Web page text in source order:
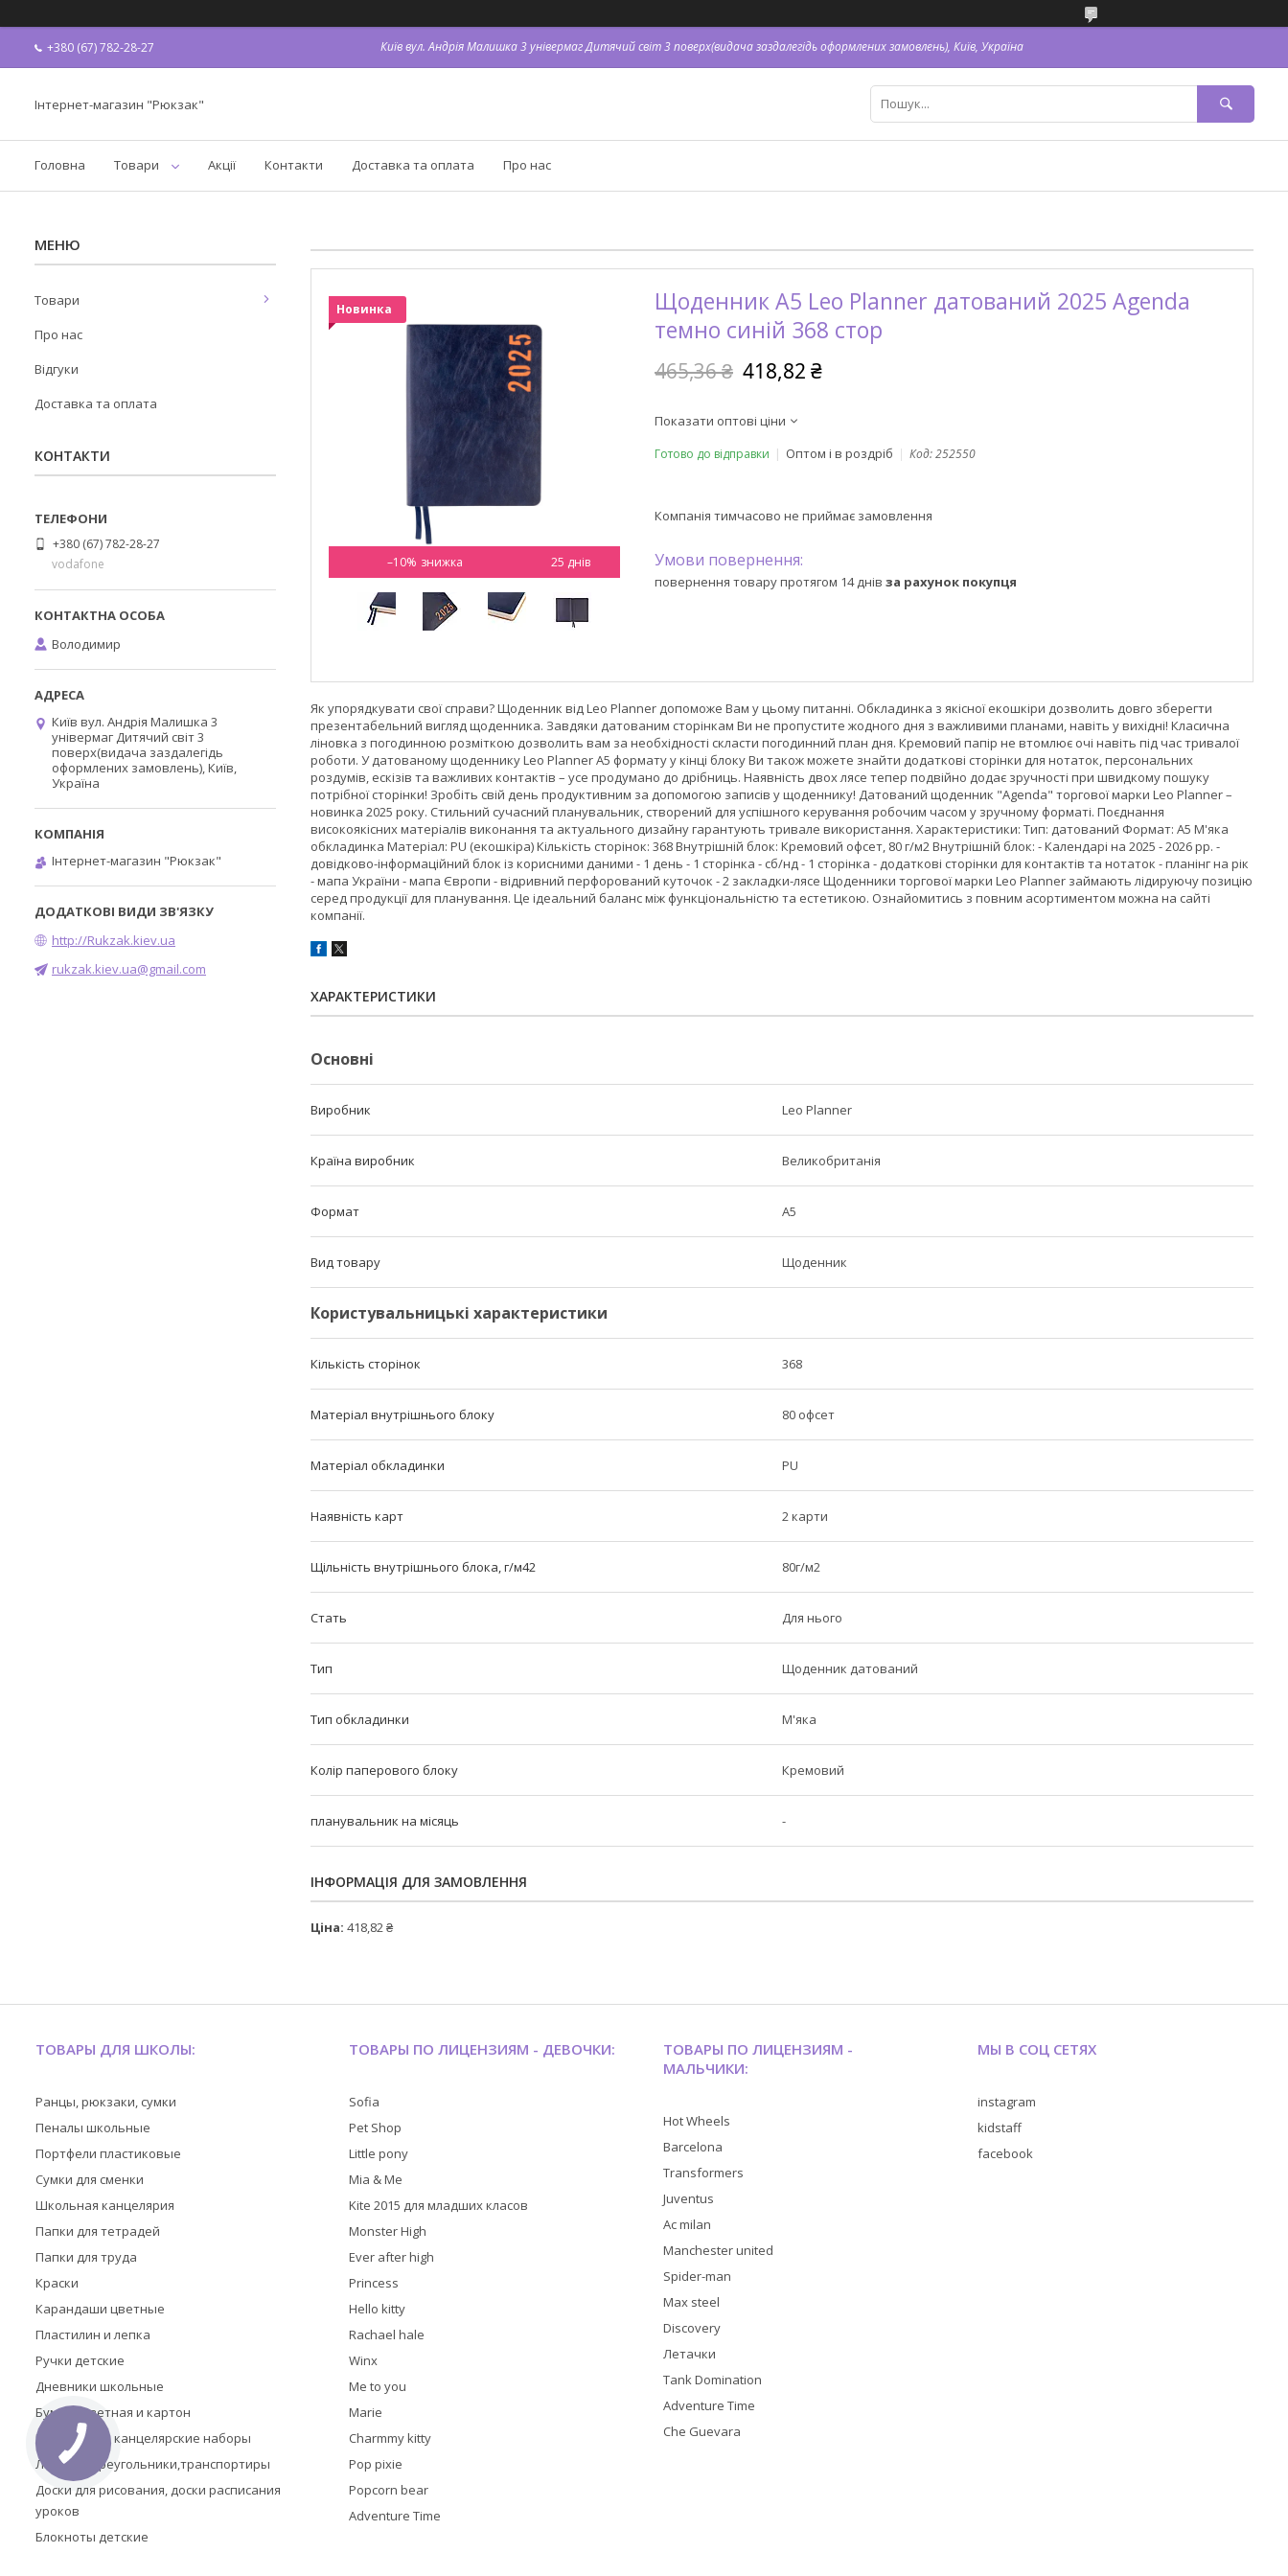
+380 (67) 782-28-27 Київ вул. Андрія Малишка 3 універмаг Дитячий світ 3 поверх(видача заздалегідь оформлених замовлень), Київ, Україна
Інтернет-магазин "Рюкзак"
Головна Товари Акції Контакти Доставка та оплата Про нас
–10% 25 днів
Новинка
Щоденник А5 Leo Planner датований 2025 Agenda
темно синій 368 стор
465,36 ₴ 418,82 ₴
Показати оптові ціни
Готово до відправки Оптом і в роздріб Код:252550
Компанія тимчасово не приймає замовлення
повернення товару протягом 14 днів за рахунок покупця
Як упорядкувати свої справи? Щоденник від Leo Planner допоможе Вам у цьому питанні. Обкладинка з якісної екошкіри дозволить довго зберегти
презентабельний вигляд щоденника. Завдяки датованим сторінкам Ви не пропустите жодного дня з важливими планами, навіть у вихідні! Класична
ліновка з погодинною розміткою дозволить вам за необхідності скласти погодинний план дня. Кремовий папір не втомлює очі навіть під час тривалої
роботи. У датованому щоденнику Leo Planner А5 формату у кінці блоку Ви також можете знайти додаткові сторінки для нотаток, персональних
роздумів, ескізів та важливих контактів – усе продумано до дрібниць. Наявність двох лясе тепер подвійно додає зручності при швидкому пошуку
потрібної сторінки! Зробіть свій день продуктивним за допомогою записів у щоденнику! Датований щоденник "Agenda" торгової марки Leo Planner –
новинка 2025 року. Стильний сучасний планувальник, створений для успішного керування робочим часом у зручному форматі. Поєднання
високоякісних матеріалів виконання та актуального дизайну гарантують тривале використання. Характеристики: Тип: датований Формат: А5 М'яка
обкладинка Матеріал: PU (екошкіра) Кількість сторінок: 368 Внутрішній блок: Кремовий офсет, 80 г/м2 Внутрішній блок: - Календарі на 2025 - 2026 рр. -
довідково-інформаційний блок із корисними даними - 1 день - 1 сторінка - сб/нд - 1 сторінка - додаткові сторінки для контактів та нотаток - планінг на рік
- мапа України - мапа Європи - відривний перфорований куточок - 2 закладки-лясе Щоденники торгової марки Leo Planner займають лідируючу позицію
серед продукції для планування. Це ідеальний баланс між функціональністю та естетикою. Ознайомитись з повним асортиментом можна на сайті
компанії.
ХАРАКТЕРИСТИКИ
Основні
Виробник Leo Planner
Країна виробник Великобританія
Формат A5
Вид товару Щоденник
Користувальницькі характеристики
Кількість сторінок 368
Матеріал внутрішнього блоку 80 офсет
Матеріал обкладинки PU
Наявність карт 2 карти
Щільність внутрішнього блока, г/м42 80г/м2
Стать Для нього
Тип Щоденник датований
Тип обкладинки М'яка
Колір паперового блоку Кремовий
планувальник на місяць -
ІНФОРМАЦІЯ ДЛЯ ЗАМОВЛЕННЯ
Ціна: 418,82 ₴
Товари
Про нас
Відгуки
Доставка та оплата
КОНТАКТИ
+380 (67) 782-28-27
vodafone
Володимир
Київ вул. Андрія Малишка 3
універмаг Дитячий світ 3
поверх(видача заздалегідь
оформлених замовлень), Київ,
Україна
Інтернет-магазин "Рюкзак"
http://Rukzak.kiev.ua
rukzak.kiev.ua@gmail.com
ТОВАРЫ ДЛЯ ШКОЛЫ:
Ранцы, рюкзаки, сумки
Пеналы школьные
Портфели пластиковые
Сумки для сменки
Школьная канцелярия
Папки для тетрадей
Папки для труда
Краски
Карандаши цветные
Пластилин и лепка
Ручки детские
Дневники школьные
Бумага цветная и картон
Настольные канцелярские наборы
Линейки,треугольники,транспортиры
Доски для рисования, доски расписания
уроков
Блокноты детские
ТОВАРЫ ПО ЛИЦЕНЗИЯМ - ДЕВОЧКИ:
Sofia
Pet Shop
Little pony
Mia & Me
Kite 2015 для младших класов
Monster High
Ever after high
Princess
Hello kitty
Rachael hale
Winx
Me to you
Marie
Charmmy kitty
Pop pixie
Popcorn bear
Adventure Time
ТОВАРЫ ПО ЛИЦЕНЗИЯМ -
МАЛЬЧИКИ:
Hot Wheels
Barcelona
Transformers
Juventus
Ac milan
Manchester united
Spider-man
Max steel
Discovery
Летачки
Tank Domination
Adventure Time
Che Guevara
МЫ В СОЦ СЕТЯХ
instagram
kidstaff
facebook